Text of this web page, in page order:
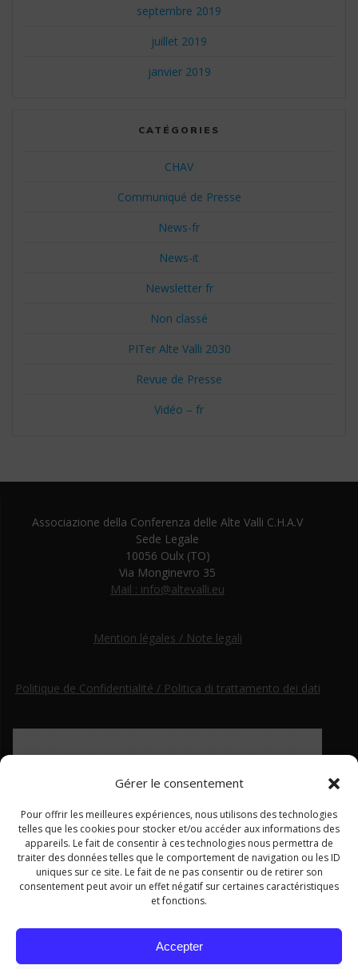
Gérer le consentement
Pour offrir les meilleures expériences, nous utilisons des technologies
telles que les cookies pour stocker et/ou accéder aux informations des
appareils. Le fait de consentir à ces technologies nous permettra de
traiter des données telles que le comportement de navigation ou les ID
uniques sur ce site. Le fait de ne pas consentir ou de retirer son
consentement peut avoir un effet négatif sur certaines caractéristiques
et fonctions.
Accepter
septembre 2019
juillet 2019
janvier 2019
CATÉGORIES
CHAV
Communiqué de Presse
News-fr
News-it
Newsletter fr
Non classé
PITer Alte Valli 2030
Revue de Presse
Vidéo – fr
Associazione della Conferenza delle Alte Valli C.H.A.V
Sede Legale
10056 Oulx (TO)
Via Monginevro 35
Mail : info@altevalli.eu
Mention légales / Note legali
Politique de Confidentialité / Politica di trattamento dei dati
2014–2020